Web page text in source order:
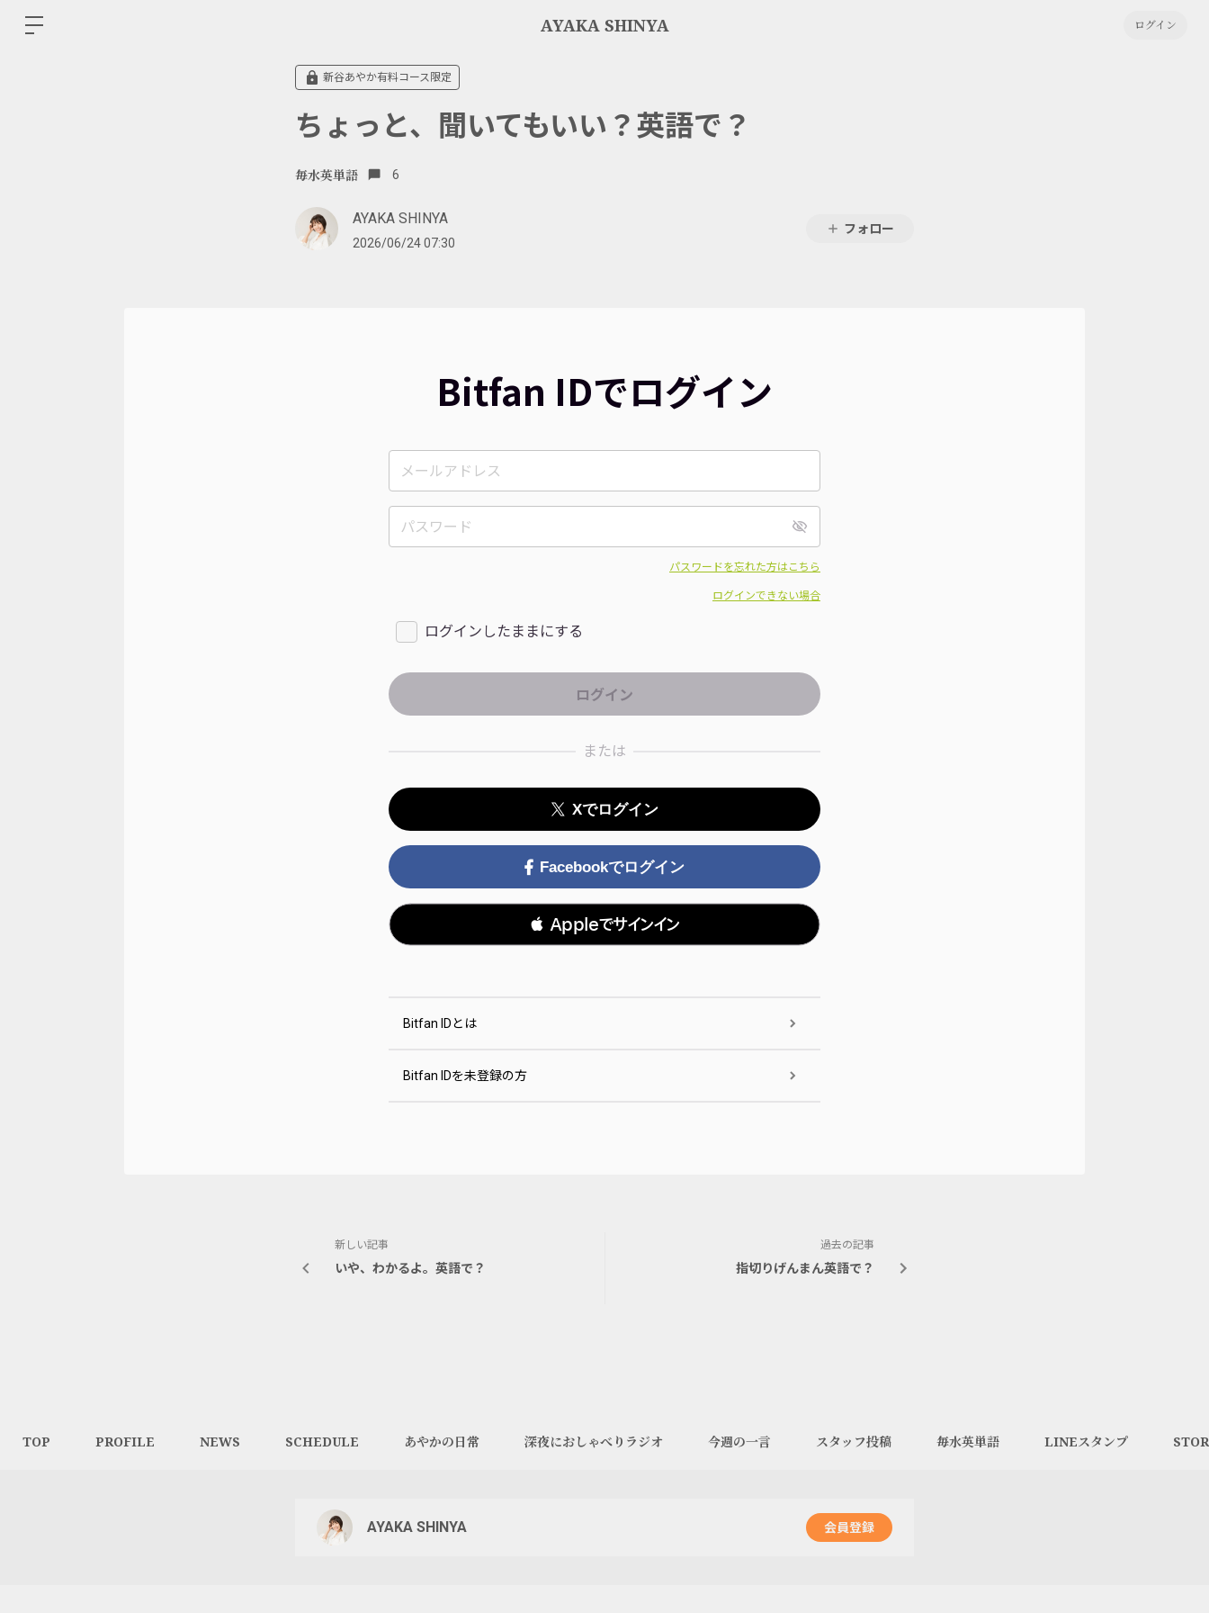
AYAKA SHINYA ログイン
新谷あやか有料コース限定
ちょっと、聞いてもいい？英語で？
毎水英単語 6
AYAKA SHINYA
2026/06/24 07:30
フォロー
Bitfan IDでログイン
パスワードを忘れた方はこちら
ログインできない場合
ログインしたままにする
または
Xでログイン
Facebookでログイン
 Appleでサインイン
Bitfan IDとは
Bitfan IDを未登録の方
新しい記事
いや、わかるよ。英語で？
過去の記事
指切りげんまん英語で？
TOP PROFILE NEWS SCHEDULE あやかの日常 深夜におしゃべりラジオ 今週の一言 スタッフ投稿 毎水英単語 LINEスタンプ
AYAKA SHINYA 会員登録